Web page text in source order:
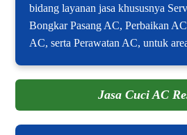
bidang layanan jasa khususnya
Bongkar Pasang AC, Perbaikan
AC, serta Perawatan AC, untuk
Jasa Cuci AC